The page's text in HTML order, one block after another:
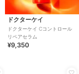
ドクターケイ
ドクターケイ Cコントロール
リペアセラム
¥9,350